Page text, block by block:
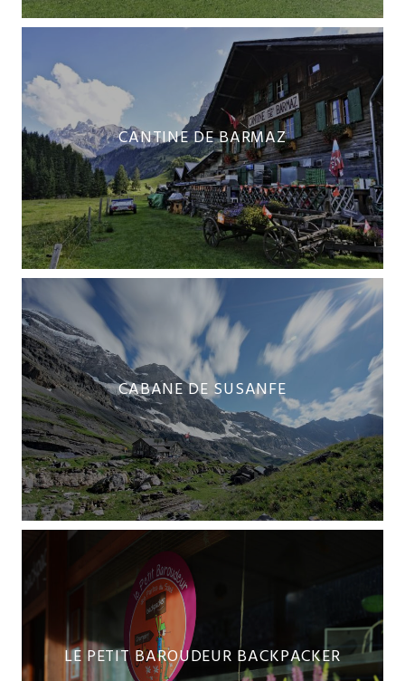
CANTINE DE BARMAZ
CABANE DE SUSANFE
LE PETIT BAROUDEUR BACKPACKER